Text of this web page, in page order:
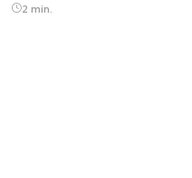
2 min.